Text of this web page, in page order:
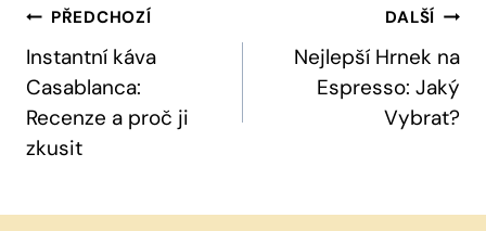
Navigace
Pro
Příspěvek
PŘEDCHOZÍ
Instantní káva
Casablanca:
Recenze a proč ji
zkusit
DALŠÍ
Nejlepší Hrnek na
Espresso: Jaký
Vybrat?